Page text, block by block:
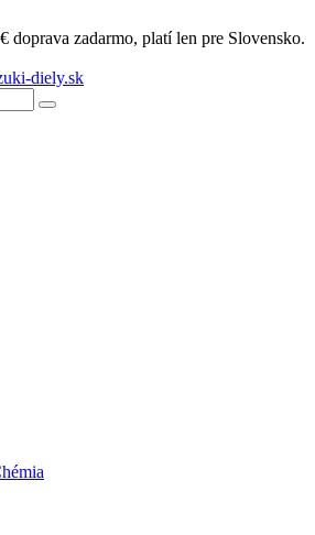
doprava zadarmo, platí len pre Slovensko.